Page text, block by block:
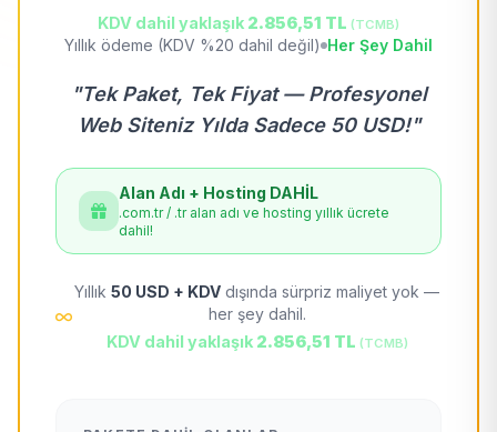
KDV dahil yaklaşık 2.856,51 TL (TCMB)
Yıllık ödeme (KDV %20 dahil değil) Her Şey Dahil
"Tek Paket, Tek Fiyat — Profesyonel
Web Siteniz Yılda Sadece 50 USD!"
Alan Adı + Hosting DAHİL
.com.tr / .tr alan adı ve hosting yıllık ücrete
dahil!
Yıllık 50 USD + KDV dışında sürpriz maliyet yok —
her şey dahil.
KDV dahil yaklaşık 2.856,51 TL (TCMB)